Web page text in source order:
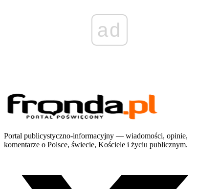
ad
Portal publicystyczno-informacyjny — wiadomości, opinie,
komentarze o Polsce, świecie, Kościele i życiu publicznym.